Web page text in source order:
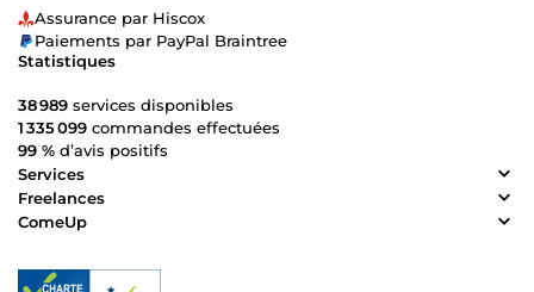
Assurance par Hiscox
Paiements par PayPal Braintree
Statistiques
38 989 services disponibles
1 335 099 commandes effectuées
99 % d’avis positifs
Services
Freelances
ComeUp